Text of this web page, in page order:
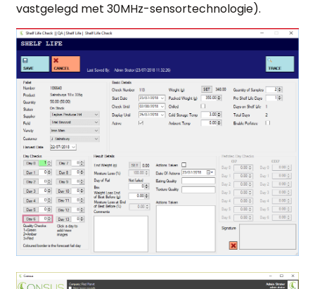
vastgelegd met 30MHz-sensortechnologie).